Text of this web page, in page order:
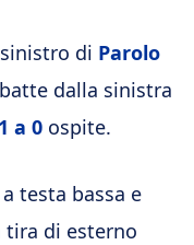
di Parolo
batte dalla sinistra
1 a 0 ospite.
testa bassa e
tira di esterno